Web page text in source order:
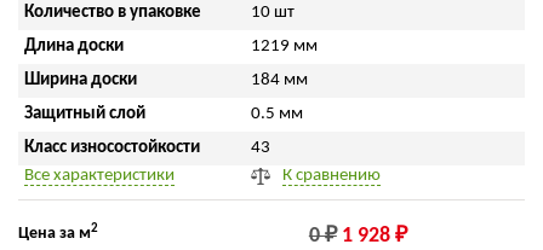
Количество в упаковке
10 шт
Длина доски
1219 мм
Ширина доски
184 мм
Защитный слой
0.5 мм
Класс износостойкости
43
Все характеристики
К сравнению
Цена за м2 0 ₽ 1 928 ₽